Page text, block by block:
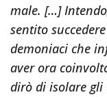
male. […]
sentito
demoniaci che
aver ora
dirò di isolare